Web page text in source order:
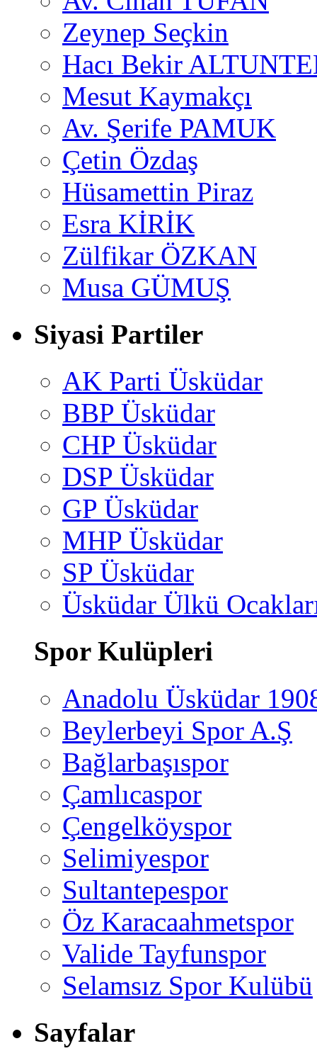
Zeynep Seçkin
Hacı Bekir
Mesut Kaymakçı
Av. Şerife PAMUK
Çetin Özdaş
Hüsamettin Piraz
Esra KİRİK
Zülfikar ÖZKAN
Musa GÜMUŞ
Siyasi Partiler
AK Parti Üsküdar
BBP Üsküdar
CHP Üsküdar
DSP Üsküdar
GP Üsküdar
MHP Üsküdar
SP Üsküdar
Üsküdar Ülkü
Spor Kulüpleri
Anadolu Üsküdar
Beylerbeyi Spor A.Ş
Bağlarbaşıspor
Çamlıcaspor
Çengelköyspor
Selimiyespor
Sultantepespor
Öz Karacaahmetspor
Valide Tayfunspor
Selamsız Spor Kulübü
Sayfalar